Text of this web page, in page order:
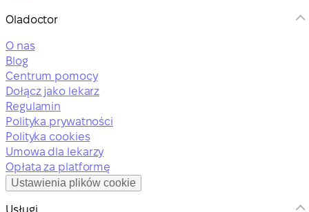
Oladoctor
O nas
Blog
Centrum pomocy
Dołącz jako lekarz
Regulamin
Polityka prywatności
Polityka cookies
Umowa dla lekarzy
Opłata za platformę
Ustawienia plików cookie
Usługi